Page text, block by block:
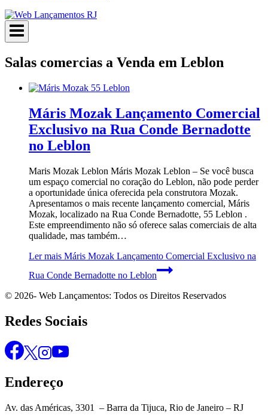
Salas comercias a Venda em Leblon
Máris Mozak Lançamento Comercial
Exclusivo na Rua Conde Bernadotte
no Leblon
Maris Mozak Leblon Máris Mozak Leblon – Se você busca
um espaço comercial no coração do Leblon, não pode perder
a oportunidade única oferecida pela construtora Mozak.
Apresentamos o mais recente lançamento comercial, Máris
Mozak, localizado na Rua Conde Bernadotte, 55 Leblon .
Este empreendimento não só oferece salas comerciais de alta
qualidade, mas também…
Ler mais Máris Mozak Lançamento Comercial Exclusivo na
Rua Conde Bernadotte no Leblon
© 2026- Web Lançamentos: Todos os Direitos Reservados
Redes Sociais
Endereço
Av. das Américas, 3301 – Barra da Tijuca, Rio de Janeiro – RJ